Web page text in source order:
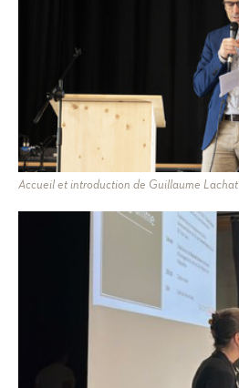
Accueil et introduction de Guillaume Lachat